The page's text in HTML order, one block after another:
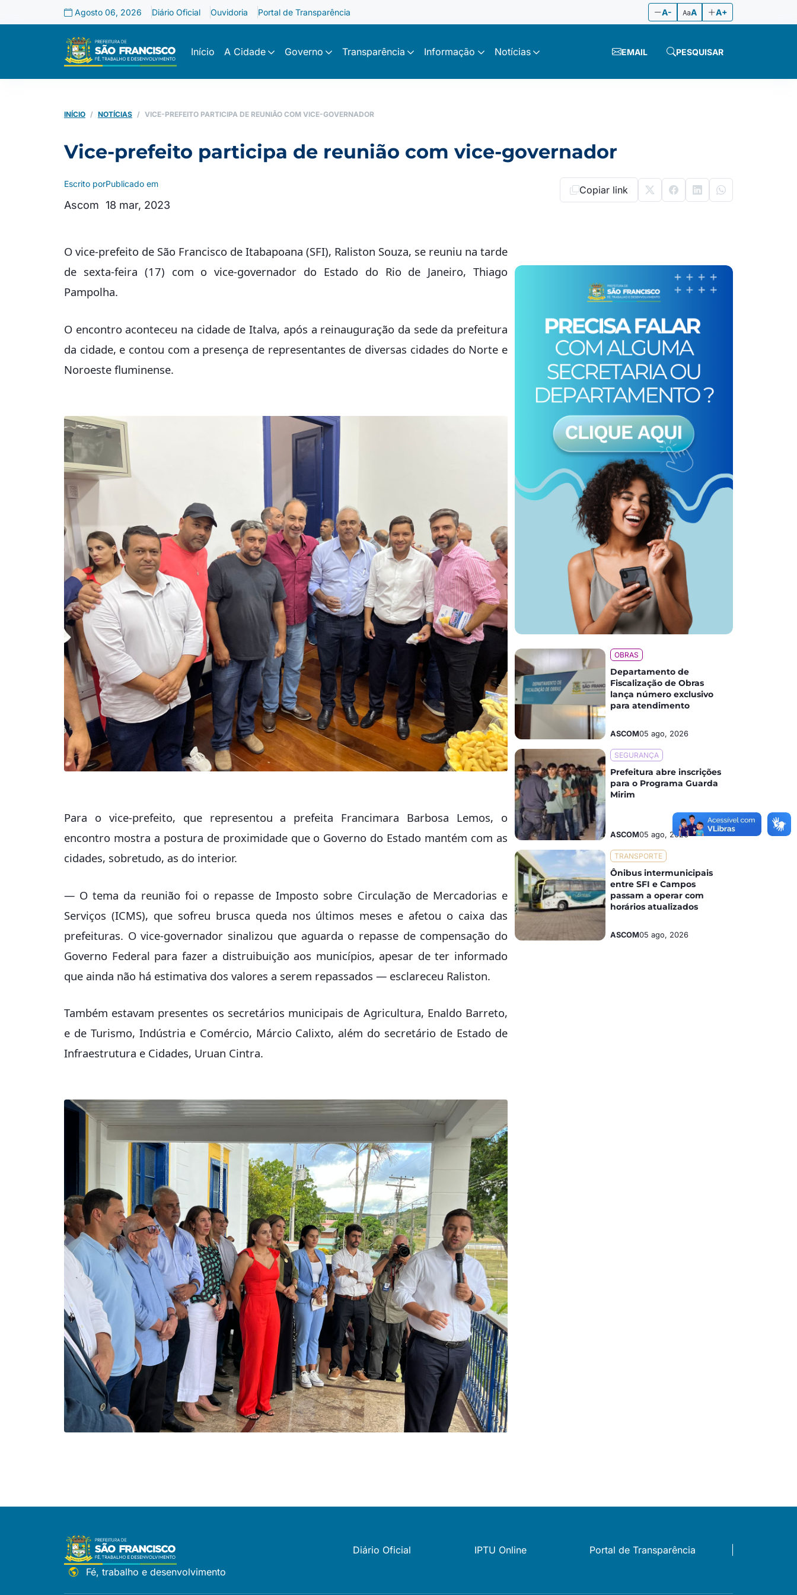
Agosto 06, 2026 Diário Oficial Ouvidoria Portal de Transparência A- A A+
Início A Cidade Governo Transparência Informação Notícias EMAIL PESQUISAR
INÍCIO NOTÍCIAS VICE-PREFEITO PARTICIPA DE REUNIÃO COM VICE-GOVERNADOR
Vice-prefeito participa de reunião com vice-governador
Escrito por
Ascom
Publicado em
18 mar, 2023
Copiar link
O vice-prefeito de São Francisco de Itabapoana (SFI), Raliston Souza, se reuniu na tarde
de sexta-feira (17) com o vice-governador do Estado do Rio de Janeiro, Thiago
Pampolha.
O encontro aconteceu na cidade de Italva, após a reinauguração da sede da prefeitura
da cidade, e contou com a presença de representantes de diversas cidades do Norte e
Noroeste fluminense.
Para o vice-prefeito, que representou a prefeita Francimara Barbosa Lemos, o
encontro mostra a postura de proximidade que o Governo do Estado mantém com as
cidades, sobretudo, as do interior.
— O tema da reunião foi o repasse de Imposto sobre Circulação de Mercadorias e
Serviços (ICMS), que sofreu brusca queda nos últimos meses e afetou o caixa das
prefeituras. O vice-governador sinalizou que aguarda o repasse de compensação do
Governo Federal para fazer a distruibuição aos municípios, apesar de ter informado
que ainda não há estimativa dos valores a serem repassados — esclareceu Raliston.
Também estavam presentes os secretários municipais de Agricultura, Enaldo Barreto,
e de Turismo, Indústria e Comércio, Márcio Calixto, além do secretário de Estado de
Infraestrutura e Cidades, Uruan Cintra.
OBRAS
Departamento de
Fiscalização de Obras
lança número exclusivo
para atendimento
ASCOM05 ago, 2026
SEGURANÇA
Prefeitura abre inscrições
para o Programa Guarda
Mirim
ASCOM05 ago, 2026
TRANSPORTE
Ônibus intermunicipais
entre SFI e Campos
passam a operar com
horários atualizados
ASCOM05 ago, 2026
Diário Oficial IPTU Online
Portal de Transparência
Fé, trabalho e desenvolvimento